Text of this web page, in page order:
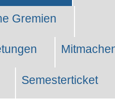
Gremien
Semesterticket